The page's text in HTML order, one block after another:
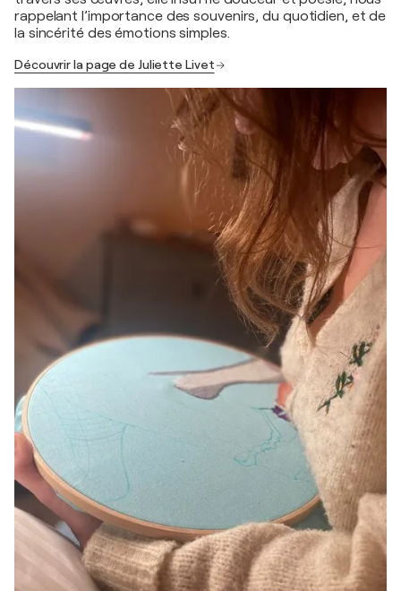
rappelant l’importance des souvenirs, du quotidien, et de
la sincérité des émotions simples.
Découvrir la page de Juliette Livet